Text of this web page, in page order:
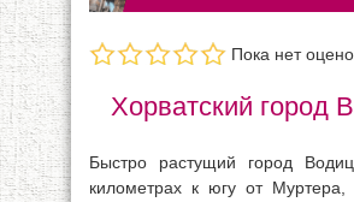
Пока нет
Хорватский город
Быстро растущий город
километрах к югу от Муртера,